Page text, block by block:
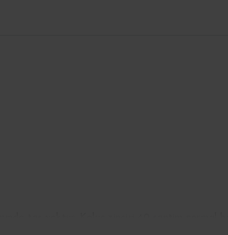
taş yoktur. Kolye zinciri 40 santim normal